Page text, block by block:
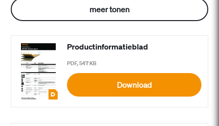
meer tonen
Productinformatieblad
PDF, 547 KB
Download